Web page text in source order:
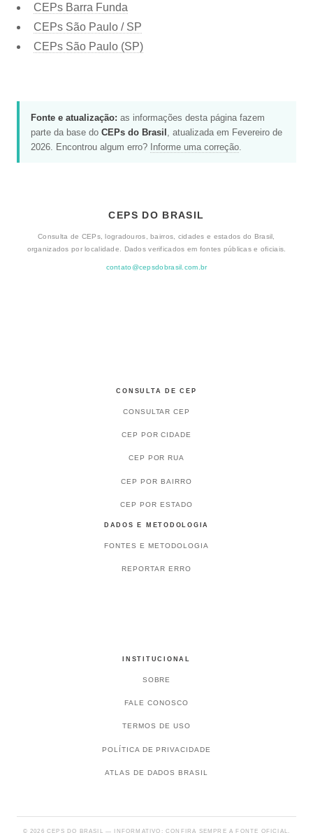
CEPs Barra Funda
CEPs São Paulo / SP
CEPs São Paulo (SP)
Fonte e atualização: as informações desta página fazem
parte da base do CEPs do Brasil , atualizada em Fevereiro de
2026. Encontrou algum erro? Informe uma correção
CEPS DO BRASIL
Consulta de CEPs, logradouros, bairros, cidades e estados do Brasil,
organizados por localidade. Dados verificados em fontes públicas e oficiais.
contato@cepsdobrasil.com.br
CONSULTA DE CEP
CONSULTAR CEP
CEP POR CIDADE
CEP POR RUA
CEP POR BAIRRO
CEP POR ESTADO
DADOS E METODOLOGIA
FONTES E METODOLOGIA
REPORTAR ERRO
INSTITUCIONAL
SOBRE
FALE CONOSCO
TERMOS DE USO
POLÍTICA DE PRIVACIDADE
ATLAS DE DADOS BRASIL
© 2026 CEPS DO BRASIL — INFORMATIVO; CONFIRA SEMPRE A FONTE OFICIAL.